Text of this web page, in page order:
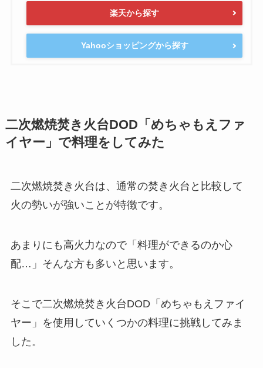
楽天から探す
Yahooショッピングから探す
二次燃焼焚き火台DOD「めちゃもえファ
イヤー」で料理をしてみた
二次燃焼焚き火台は、通常の焚き火台と比較して
火の勢いが強いことが特徴です。
あまりにも高火力なので「 料理ができるのか心
配… 」そんな方も多いと思います。
そこで二次燃焼焚き火台DOD「めちゃもえファイ
ヤー」を使用していくつかの料理に挑戦してみま
した。